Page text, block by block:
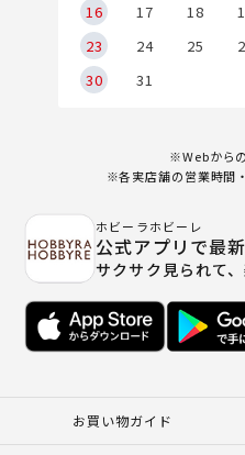
16
17 18
23
24 25
30
31
※Webから
※各実店舗の営業時間
ホビーラホビーレ
公式アプリで最
サクサク見られて
お買い物ガイド